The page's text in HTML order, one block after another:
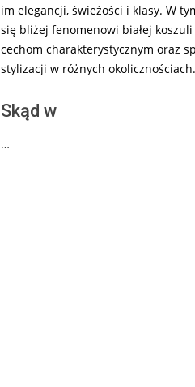
im elegancji, świeżości i klasy. W
się bliżej fenomenowi białej
cechom charakterystycznym oraz
stylizacji w różnych okolicznościach.
Skąd w
…